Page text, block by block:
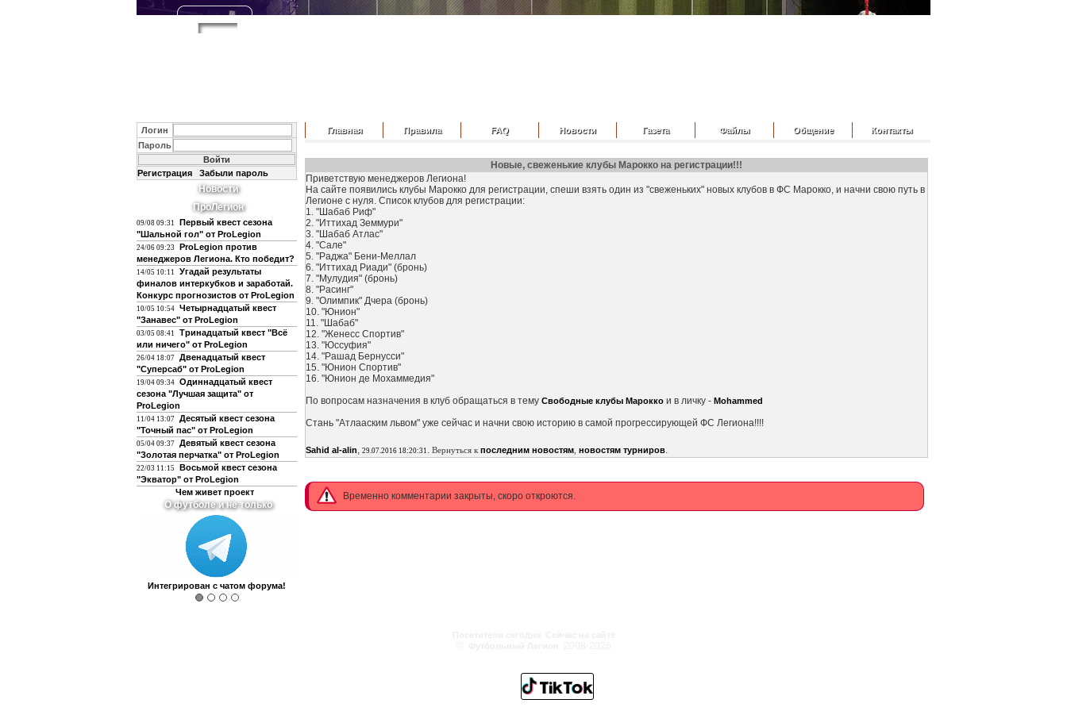
Логин
Пароль
Регистрация Забыли пароль
Новости
ПроЛегион
09/08 09:31
Первый квест сезона
"Шальной гол" от ProLegion
24/06 09:23
ProLegion против
менеджеров Легиона. Кто победит?
14/05 10:11
Угадай результаты
финалов интеркубков и заработай.
Конкурс прогнозистов от ProLegion
10/05 10:54 Четырнадцатый квест
"Занавес" от ProLegion
03/05 08:41
Тринадцатый квест "Всё
или ничего" от ProLegion
26/04 18:07 Двенадцатый квест
"Суперсаб" от ProLegion
19/04 09:34 Одиннадцатый квест
сезона "Лучшая защита" от
ProLegion
11/04 13:07 Десятый квест сезона
"Точный пас" от ProLegion
05/04 09:37 Девятый квест сезона
"Золотая перчатка" от ProLegion
22/03 11:15
Восьмой квест сезона
"Экватор" от ProLegion
Чем живет проект
О футболе и не только
Интегрирован с чатом форума!
Главная Правила FAQ Новости Газета Файлы Общение Контакты
Новые, свеженькие клубы Марокко на регистрации!!!
Приветствую менеджеров Легиона!
На сайте появились клубы Марокко для регистрации, спеши взять один из "свеженьких" новых клубов в ФС Марокко, и начни свою путь в
Легионе с нуля. Список клубов для регистрации:
1. "Шабаб Риф"
2. "Иттихад Земмури"
3. "Шабаб Атлас"
4. "Сале"
5. "Раджа" Бени-Меллал
6. "Иттихад Риади" (бронь)
7. "Мулудия" (бронь)
8. "Расинг"
9. "Олимпик" Дчера (бронь)
10. "Юнион"
11. "Шабаб"
12. "Женесс Спортив"
13. "Юссуфия"
14. "Рашад Бернусси"
15. "Юнион Спортив"
16. "Юнион де Мохаммедия"
По вопросам назначения в клуб обращаться в тему Свободные клубы Марокко и в личку - Mohammed
Стань "Атлааским львом" уже сейчас и начни свою историю в самой прогрессирующей ФС Легиона!!!!
Sahid al-alin, 29.07.2016 18:20:31 . Вернуться к последним новостям новостям турниров.
Временно комментарии закрыты, скоро откроются.